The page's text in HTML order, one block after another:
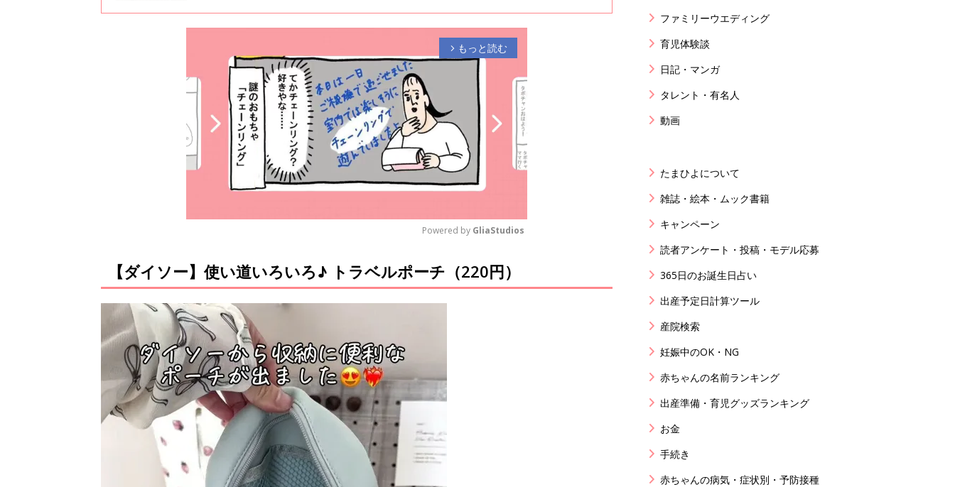
arrow_forward_ios もっと読む
M
u
Powered by GliaStudios
【ダイソー】使い道いろいろ♪ トラベルポーチ（220円）
ファミリーウエディング
育児体験談
日記・マンガ
タレント・有名人
動画
たまひよについて
雑誌・絵本・ムック書籍
キャンペーン
読者アンケート・投稿・モデル応募
365日のお誕生日占い
出産予定日計算ツール
産院検索
妊娠中のOK・NG
赤ちゃんの名前ランキング
出産準備・育児グッズランキング
お金
手続き
赤ちゃんの病気・症状別・予防接種